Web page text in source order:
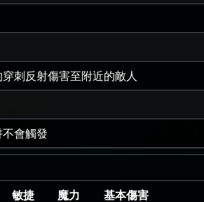
刺反射傷害至附近的敵人
會觸發
敏捷 魔力 基本傷害